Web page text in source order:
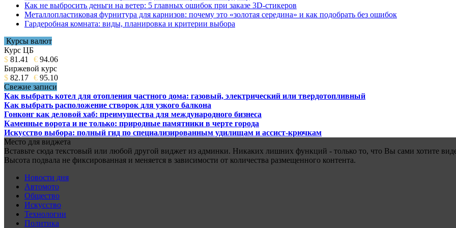
Как не выбросить деньги на ветер: 5 главных ошибок при заказе 3D-стикеров
Металлопластиковая фурнитура для карнизов: почему это «золотая середина» и как подобрать без ошибок
Гардеробная комната: виды, планировка и критерии выбора
Курсы валют
Курс ЦБ
$ 81.41 € 94.06
Биржевой курс
$ 82.17 € 95.10
Свежие записи
Как выбрать котел для отопления частного дома: газовый, электрический или твердотопливный
Как выбрать расположение створок для узкого балкона
Гонконг как деловой хаб: преимущества для международного бизнеса
Каменные ворота и не только: природные памятники в черте города
Искусство выбора: полный гид по специализированным удилищам и ассист-крючкам
Место для виджета
Вставьте сюда текстовый или любой другой виджет из админки. Никаких лишних функций - только то, что Вы сами хотите
Высота подвала не фиксированная и меняется в зависимости от количества размещенного контента.
Новости дня
Автомото
Общество
Искусство
Технологии
Политика